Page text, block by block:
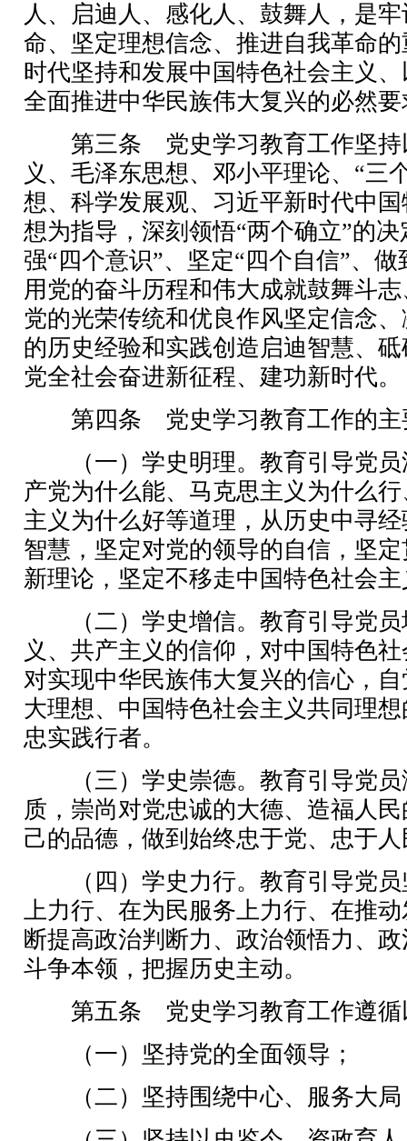
人、启迪人、感化人、鼓舞人，是
命、坚定理想信念、推进自我革命
时代坚持和发展中国特色社会主义
全面推进中华民族伟大复兴的必然
第三条 党史学习教育工作坚持
义、毛泽东思想、邓小平理论、“三
想、科学发展观、习近平新时代中
想为指导，深刻领悟“两个确立”的
强“四个意识”、坚定“四个自信”、做
用党的奋斗历程和伟大成就鼓舞斗
党的光荣传统和优良作风坚定信念
的历史经验和实践创造启迪智慧、
党全社会奋进新征程、建功新时代。
第四条 党史学习教育工作的主
（一）学史明理。教育引导党员
产党为什么能、马克思主义为什么
主义为什么好等道理，从历史中寻
智慧，坚定对党的领导的自信，坚
新理论，坚定不移走中国特色社会
（二）学史增信。教育引导党员
义、共产主义的信仰，对中国特色
对实现中华民族伟大复兴的信心，
大理想、中国特色社会主义共同理
忠实践行者。
（三）学史崇德。教育引导党员
质，崇尚对党忠诚的大德、造福人
己的品德，做到始终忠于党、忠于
（四）学史力行。教育引导党员
上力行、在为民服务上力行、在推
断提高政治判断力、政治领悟力、
斗争本领，把握历史主动。
第五条 党史学习教育工作遵循
（一）坚持党的全面领导；
（二）坚持围绕中心、服务大局